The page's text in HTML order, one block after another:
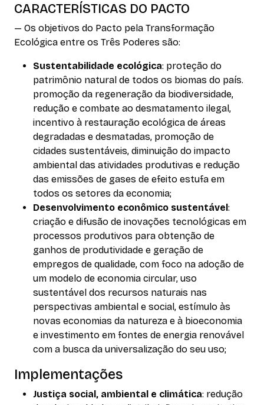
CARACTERÍSTICAS DO PACTO
— Os objetivos do Pacto pela Transformação
Ecológica entre os Três Poderes são:
Sustentabilidade ecológica: proteção do
patrimônio natural de todos os biomas do país.
promoção da regeneração da biodiversidade,
redução e combate ao desmatamento ilegal,
incentivo à restauração ecológica de áreas
degradadas e desmatadas, promoção de
cidades sustentáveis, diminuição do impacto
ambiental das atividades produtivas e redução
das emissões de gases de efeito estufa em
todos os setores da economia;
Desenvolvimento econômico sustentável:
criação e difusão de inovações tecnológicas em
processos produtivos para obtenção de
ganhos de produtividade e geração de
empregos de qualidade, com foco na adoção de
um modelo de economia circular, uso
sustentável dos recursos naturais nas
perspectivas ambiental e social, estímulo às
novas economias da natureza e à bioeconomia
e investimento em fontes de energia renovável
com a busca da universalização do seu uso;
Implementações
Justiça social, ambiental e climática: redução